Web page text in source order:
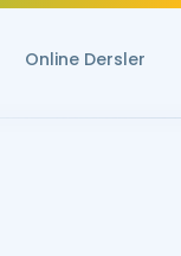
Online Dersler